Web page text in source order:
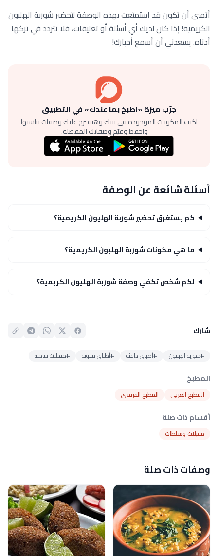
أتمنى أن تكون قد استمتعت بهذه الوصفة لتحضير شوربة الهليون
الكريمية! إذا كان لديك أي أسئلة أو تعليقات، فلا تتردد في تركها
أدناه. يسعدني أن أسمع أخبارك!
جرّب ميزة «اطبخ بما عندك» في التطبيق
اكتب المكونات الموجودة في بيتك وهنقترح عليك وصفات تناسبها
— واحفظ وقيّم وصفاتك المفضلة.
أسئلة شائعة عن الوصفة
كم يستغرق تحضير شوربة الهليون الكريمية؟
ما هي مكونات شوربة الهليون الكريمية؟
لكم شخص تكفي وصفة شوربة الهليون الكريمية؟
شارك
#شوربة الهليون #أطباق دافئة #أطباق شتوية #مقبلات ساخنة
المطبخ
المطبخ الغربي المطبخ الفرنسي
أقسام ذات صلة
مقبلات وسلطات
وصفات ذات صلة